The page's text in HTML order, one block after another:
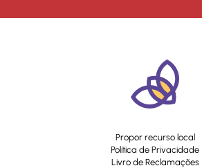
Propor recurso local
Política de Privacidade
Livro de Reclamações